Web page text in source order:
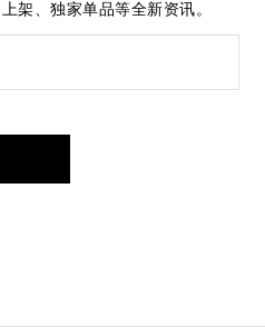
架、独家单品等全新资讯。